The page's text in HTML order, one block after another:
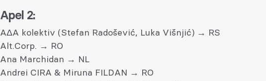
Apel 2:
AΔA kolektiv (Stefan Radošević, Luka Višnjić) → RS
Alt.Corp. → RO
Ana Marchidan → NL
Andrei CIRA & Miruna FILDAN → RO